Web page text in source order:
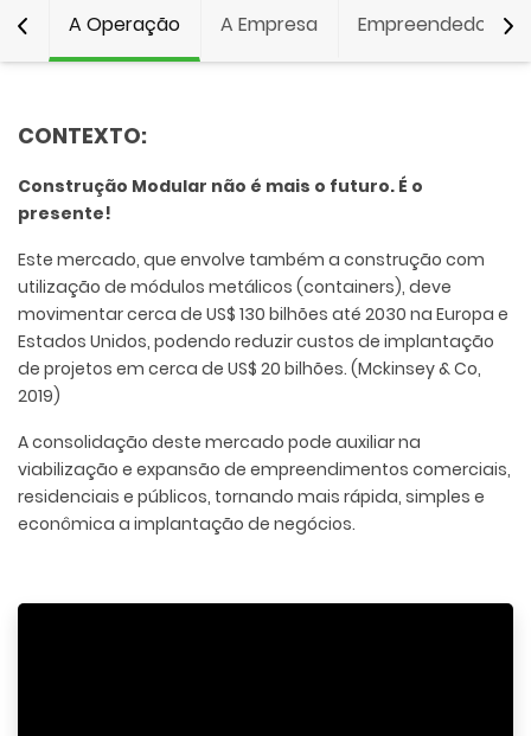
A Operação A Empresa Empreendedor
CONTEXTO:
Construção Modular não é mais o futuro. É o
presente!
Este mercado, que envolve também a construção com
utilização de módulos metálicos (containers), deve
movimentar cerca de US$ 130 bilhões até 2030 na Europa e
Estados Unidos, podendo reduzir custos de implantação
de projetos em cerca de US$ 20 bilhões. (Mckinsey & Co,
2019)
A consolidação deste mercado pode auxiliar na
viabilização e expansão de empreendimentos comerciais,
residenciais e públicos, tornando mais rápida, simples e
econômica a implantação de negócios.